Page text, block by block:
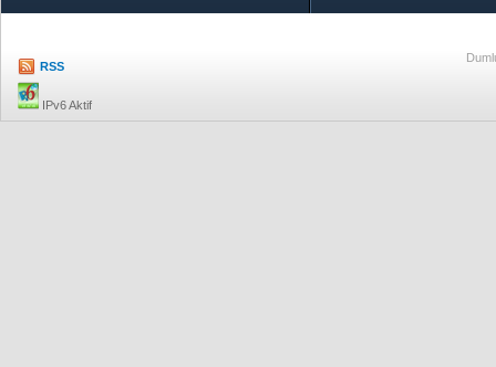
RSS
IPv6 Aktif